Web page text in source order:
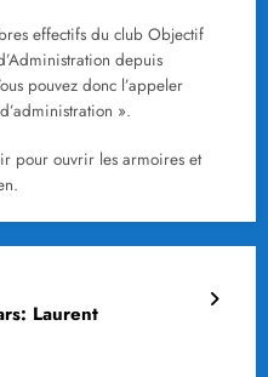
effectifs du club Objectif
depuis
pouvez donc l’appeler
».
pour ouvrir les armoires et
Laurent